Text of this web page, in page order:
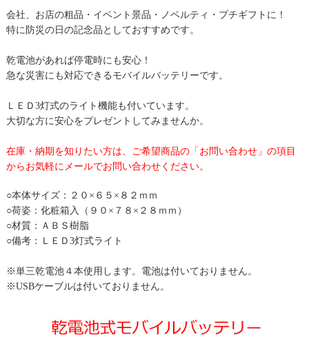
会社、お店の粗品・イベント景品・ノベルティ・プチギフトに！
特に防災の日の記念品としておすすめです。
乾電池があれば停電時にも安心！
急な災害にも対応できるモバイルバッテリーです。
ＬＥＤ3灯式のライト機能も付いています。
大切な方に安心をプレゼントしてみませんか。
在庫・納期を知りたい方は、ご希望商品の「お問い合わせ」の項目
からお気軽にメールでお問い合わせください。
○本体サイズ：２０×６５×８２ｍｍ
○荷姿：化粧箱入（９０×７８×２８ｍｍ）
○材質：ＡＢＳ樹脂
○備考：ＬＥＤ3灯式ライト
※単三乾電池４本使用します。電池は付いておりません。
※USBケーブルは付いておりません。